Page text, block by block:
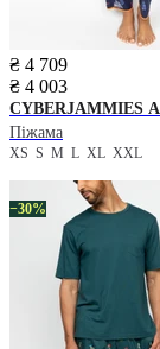
₴ 4 709
₴ 4 003
CYBERJAMMIES
Піжама
XS S M L XL XXL
−30%